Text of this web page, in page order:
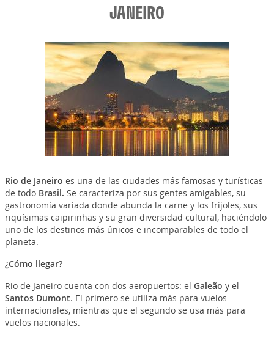
JANEIRO
Rio de Janeiro es una de las ciudades más famosas y turísticas
de todoBrasil. Se caracteriza por sus gentes amigables, su
gastronomía variada donde abunda la carne y los frijoles, sus
riquísimas caipirinhas y su gran diversidad cultural, haciéndolo
uno de los destinos más únicos e incomparables de todo el
planeta.
¿Cómo llegar?
Rio de Janeiro cuenta con dos aeropuertos: el Galeão y el
Santos Dumont. El primero se utiliza más para vuelos
internacionales, mientras que el segundo se usa más para
vuelos nacionales.